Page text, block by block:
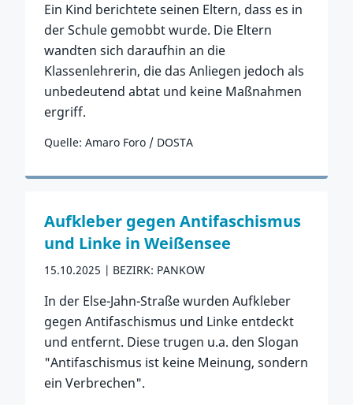
Ein Kind berichtete seinen Eltern, dass es in
der Schule gemobbt wurde. Die Eltern
wandten sich daraufhin an die
Klassenlehrerin, die das Anliegen jedoch als
unbedeutend abtat und keine Maßnahmen
ergriff.
Quelle: Amaro Foro / DOSTA
Zum Vorfall
Aufkleber gegen Antifaschismus
und Linke in Weißensee
15.10.2025 BEZIRK: PANKOW
In der Else-Jahn-Straße wurden Aufkleber
gegen Antifaschismus und Linke entdeckt
und entfernt. Diese trugen u.a. den Slogan
"Antifaschismus ist keine Meinung, sondern
ein Verbrechen".